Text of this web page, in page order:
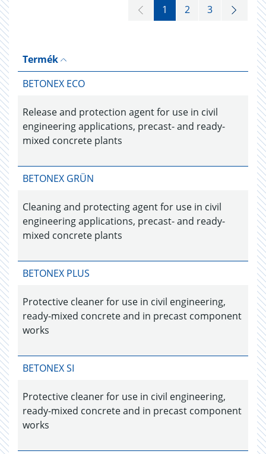
1 2 3
Termék
BETONEX ECO
Release and protection agent for use in civil
engineering applications, precast- and ready-
mixed concrete plants
BETONEX GRÜN
Cleaning and protecting agent for use in civil
engineering applications, precast- and ready-
mixed concrete plants
BETONEX PLUS
Protective cleaner for use in civil engineering,
ready-mixed concrete and in precast component
works
BETONEX SI
Protective cleaner for use in civil engineering,
ready-mixed concrete and in precast component
works